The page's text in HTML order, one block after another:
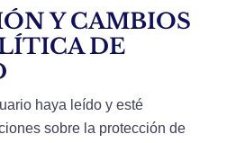
Y CAMBIOS
DE
haya leído y esté
sobre la protección de